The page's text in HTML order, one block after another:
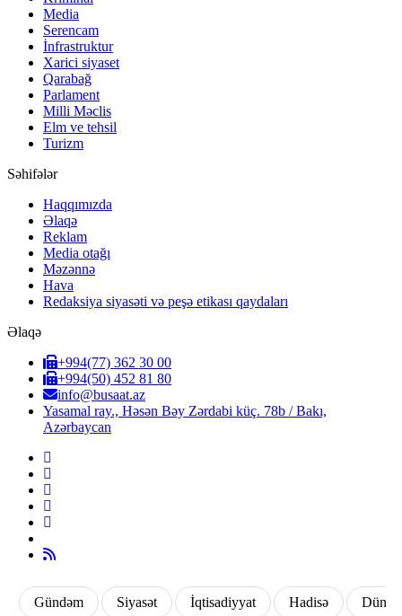
Media
Serencam
İnfrastruktur
Xarici siyaset
Qarabağ
Parlament
Milli Məclis
Elm ve tehsil
Turizm
Səhifələr
Haqqımızda
Əlaqə
Reklam
Media otağı
Məzənnə
Hava
Redaksiya siyasəti və peşə etikası qaydaları
Əlaqə
+994(77) 362 30 00
+994(50) 452 81 80
info@busaat.az
Yasamal ray., Həsən Bəy Zərdabi küç. 78b / Bakı,
Azərbaycan
Gündəm Siyasət İqtisadiyyat Hadisə Dünya